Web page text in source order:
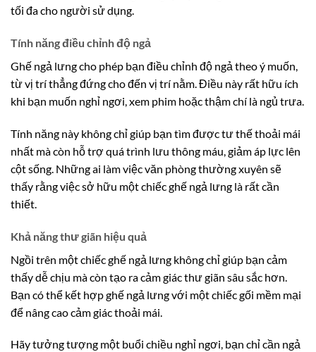
tối đa cho người sử dụng.
Tính năng điều chỉnh độ ngả
Ghế ngả lưng cho phép bạn điều chỉnh độ ngả theo ý muốn,
từ vị trí thẳng đứng cho đến vị trí nằm. Điều này rất hữu ích
khi bạn muốn nghỉ ngơi, xem phim hoặc thậm chí là ngủ trưa.
Tính năng này không chỉ giúp bạn tìm được tư thế thoải mái
nhất mà còn hỗ trợ quá trình lưu thông máu, giảm áp lực lên
cột sống. Những ai làm việc văn phòng thường xuyên sẽ
thấy rằng việc sở hữu một chiếc ghế ngả lưng là rất cần
thiết.
Khả năng thư giãn hiệu quả
Ngồi trên một chiếc ghế ngả lưng không chỉ giúp bạn cảm
thấy dễ chịu mà còn tạo ra cảm giác thư giãn sâu sắc hơn.
Bạn có thể kết hợp ghế ngả lưng với một chiếc gối mềm mại
để nâng cao cảm giác thoải mái.
Hãy tưởng tượng một buổi chiều nghỉ ngơi, bạn chỉ cần ngả